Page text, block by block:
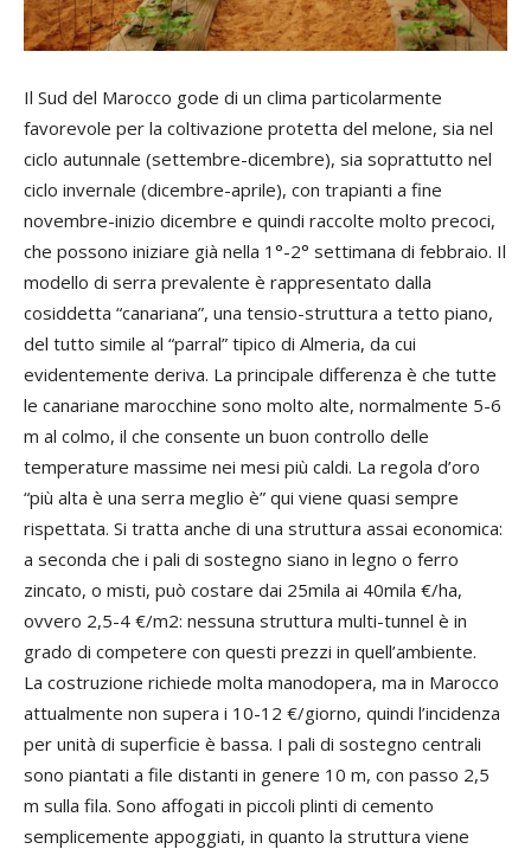
Il Sud del Marocco gode di un clima particolarmente
favorevole per la coltivazione protetta del melone, sia nel
ciclo autunnale (settembre-dicembre), sia soprattutto nel
ciclo invernale (dicembre-aprile), con trapianti a fine
novembre-inizio dicembre e quindi raccolte molto precoci,
che possono iniziare già nella 1°-2° settimana di febbraio. Il
modello di serra prevalente è rappresentato dalla
cosiddetta “canariana”, una tensio-struttura a tetto piano,
del tutto simile al “parral” tipico di Almeria, da cui
evidentemente deriva. La principale differenza è che tutte
le canariane marocchine sono molto alte, normalmente 5-6
m al colmo, il che consente un buon controllo delle
temperature massime nei mesi più caldi. La regola d’oro
“più alta è una serra meglio è” qui viene quasi sempre
rispettata. Si tratta anche di una struttura assai economica:
a seconda che i pali di sostegno siano in legno o ferro
zincato, o misti, può costare dai 25mila ai 40mila €/ha,
ovvero 2,5-4 €/m2: nessuna struttura multi-tunnel è in
grado di competere con questi prezzi in quell’ambiente.
La costruzione richiede molta manodopera, ma in Marocco
attualmente non supera i 10-12 €/giorno, quindi l’incidenza
per unità di superficie è bassa. I pali di sostegno centrali
sono piantati a file distanti in genere 10 m, con passo 2,5
m sulla fila. Sono affogati in piccoli plinti di cemento
semplicemente appoggiati, in quanto la struttura viene